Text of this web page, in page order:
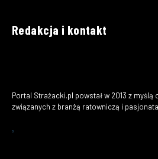
Redakcja i kontakt
Portal Strażacki.pl powstał w 2013 z
związanych z branżą ratowniczą i